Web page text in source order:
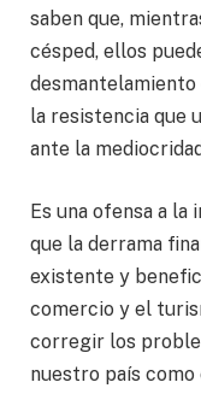
saben que,
césped, ellos
la resistencia que
ante la
Es una ofensa a
que la derrama
existente y
comercio y el
corregir los
nuestro país como